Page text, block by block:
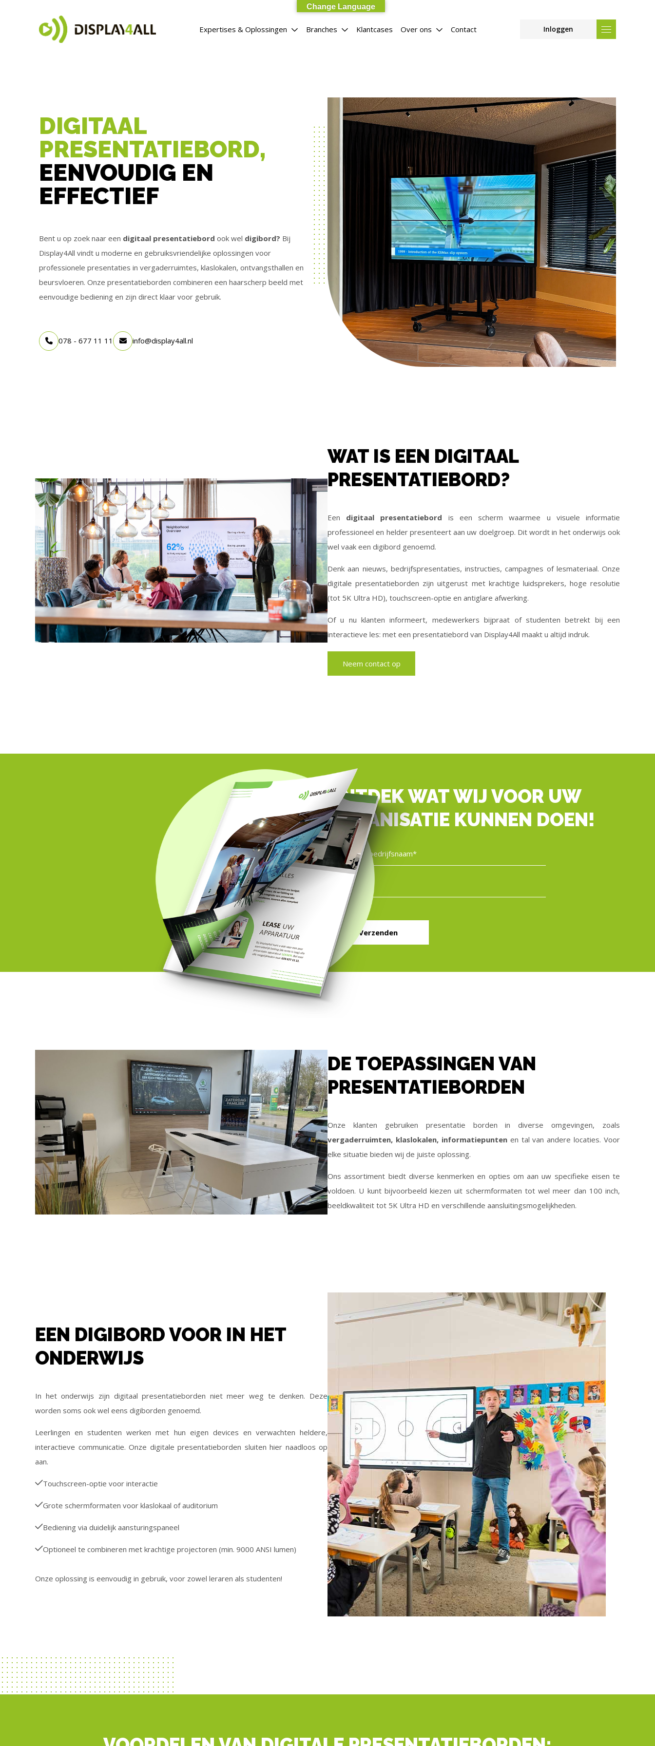
Expertises & Oplossingen Branches Klantcases Over ons Contact Inloggen
DIGITAAL
PRESENTATIEBORD,
EENVOUDIG EN
EFFECTIEF
Bent u op zoek naar een digitaal presentatiebord ook wel digibord? Bij
Display4All vindt u moderne en gebruiksvriendelijke oplossingen voor
professionele presentaties in vergaderruimtes, klaslokalen, ontvangsthallen en
beursvloeren. Onze presentatieborden combineren een haarscherp beeld met
eenvoudige bediening en zijn direct klaar voor gebruik.
078 - 677 11 11 info@display4all.nl
WAT IS EEN DIGITAAL
PRESENTATIEBORD?
Een digitaal presentatiebord is een scherm waarmee u visuele informatie
professioneel en helder presenteert aan uw doelgroep. Dit wordt in het onderwijs ook
wel vaak een digibord genoemd.
Denk aan nieuws, bedrijfspresentaties, instructies, campagnes of lesmateriaal. Onze
digitale presentatieborden zijn uitgerust met krachtige luidsprekers, hoge resolutie
(tot 5K Ultra HD), touchscreen-optie en antiglare afwerking.
Of u nu klanten informeert, medewerkers bijpraat of studenten betrekt bij een
interactieve les: met een presentatiebord van Display4All maakt u altijd indruk.
Neem contact op
ONTDEK WAT WIJ VOOR UW
ORGANISATIE KUNNEN DOEN!
Verzenden
DE TOEPASSINGEN VAN
PRESENTATIEBORDEN
Onze klanten gebruiken presentatie borden in diverse omgevingen, zoals
vergaderruimten, klaslokalen, informatiepuntenen tal van andere locaties. Voor
elke situatie bieden wij de juiste oplossing.
Ons assortiment biedt diverse kenmerken en opties om aan uw specifieke eisen te
voldoen. U kunt bijvoorbeeld kiezen uit schermformaten tot wel meer dan 100 inch,
beeldkwaliteit tot 5K Ultra HD en verschillende aansluitingsmogelijkheden.
EEN DIGIBORD VOOR IN HET
ONDERWIJS
In het onderwijs zijn digitaal presentatieborden niet meer weg te denken. Deze
worden soms ook wel eens digiborden genoemd.
Leerlingen en studenten werken met hun eigen devices en verwachten heldere,
interactieve communicatie. Onze digitale presentatieborden sluiten hier naadloos op
aan.
Touchscreen-optie voor interactie
Grote schermformaten voor klaslokaal of auditorium
Bediening via duidelijk aansturingspaneel
Optioneel te combineren met krachtige projectoren (min. 9000 ANSI lumen)
Onze oplossing is eenvoudig in gebruik, voor zowel leraren als studenten!
Change Language